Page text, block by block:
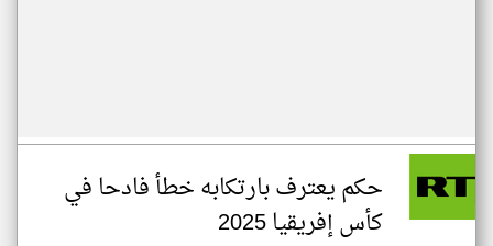
حكم يعترف بارتكابه خطأ فادحا في
كأس إفريقيا 2025